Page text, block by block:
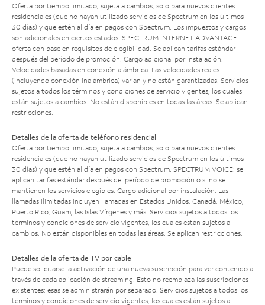
Oferta por tiempo limitado; sujeta a cambios; solo para nuevos clientes
residenciales (que no hayan utilizado servicios de Spectrum en los últimos
30 días) y que estén al día en pagos con Spectrum. Los impuestos y cargos
son adicionales en ciertos estados. SPECTRUM INTERNET ADVANTAGE:
oferta con base en requisitos de elegibilidad. Se aplican tarifas estándar
después del período de promoción. Cargo adicional por instalación.
Velocidades basadas en conexión alámbrica. Las velocidades reales
(incluyendo conexión inalámbrica) varían y no están garantizadas. Servicios
sujetos a todos los términos y condiciones de servicio vigentes, los cuales
están sujetos a cambios. No están disponibles en todas las áreas. Se aplican
restricciones.
Detalles de la oferta de teléfono residencial
Oferta por tiempo limitado; sujeta a cambios; solo para nuevos clientes
residenciales (que no hayan utilizado servicios de Spectrum en los últimos
30 días) y que estén al día en pagos con Spectrum. SPECTRUM VOICE: se
aplican tarifas estándar después del período de promoción o si no se
mantienen los servicios elegibles. Cargo adicional por instalación. Las
llamadas ilimitadas incluyen llamadas en Estados Unidos, Canadá, México,
Puerto Rico, Guam, las Islas Vírgenes y más. Servicios sujetos a todos los
términos y condiciones de servicio vigentes, los cuales están sujetos a
cambios. No están disponibles en todas las áreas. Se aplican restricciones.
Detalles de la oferta de TV por cable
Puede solicitarse la activación de una nueva suscripción para ver contenido a
través de cada aplicación de streaming. Esto no reemplaza las suscripciones
existentes; esas se administrarán por separado. Servicios sujetos a todos los
términos y condiciones de servicio vigentes, los cuales están sujetos a